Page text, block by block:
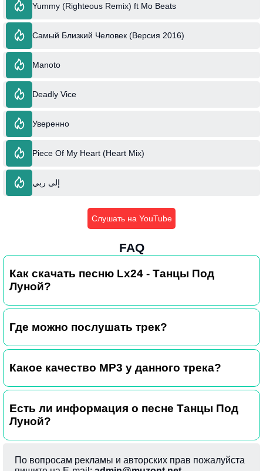
Yummy (Righteous Remix) ft Mo Beats
Самый Близкий Человек (Версия 2016)
Manoto
Deadly Vice
Уверенно
Piece Of My Heart (Heart Mix)
إلى ربي
Слушать на YouTube
FAQ
Как скачать песню Lx24 - Танцы Под
Луной?
Где можно послушать трек?
Какое качество MP3 у данного трека?
Есть ли информация о песне Танцы Под
Луной?
По вопросам рекламы и авторских прав пожалуйста